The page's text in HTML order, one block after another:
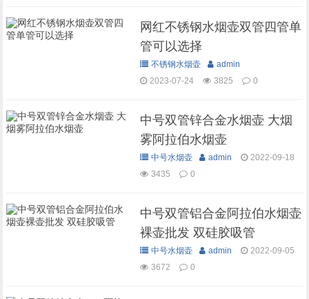
网红不锈钢水烟壶双管四管单
管可以选择
不锈钢水烟壶
admin
2023-07-24
3825 0
中号双管锌合金水烟壶 大烟
雾阿拉伯水烟壶
中号水烟壶 admin
2022-09-18
3435
0
中号双管铝合金阿拉伯水烟壶
裸壶批发 双硅胶吸管
中号水烟壶 admin
2022-09-05
3672
0